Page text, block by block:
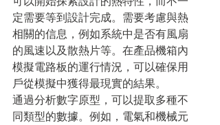
定需要等到設計完成。需要考慮與熱
相關的信息，例如系統中是否有風扇
的風速以及散熱片等。在產品機箱內
模擬電路板的運行情況，可以確保用
戶從模擬中獲得最現實的結果。
通過分析數字原型，可以提取多種不
同類型的數據。例如，電氣和機械元